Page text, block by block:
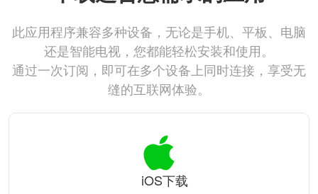
此应用程序兼容多种设备，无论是手机、平板、电脑
还是智能电视，您都能轻松安装和使用。
通过一次订阅，即可在多个设备上同时连接，享受无
缝的互联网体验。
iOS下载